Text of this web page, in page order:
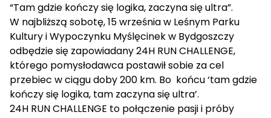
“Tam gdzie kończy się logika, zaczyna się ultra”.
W najbliższą sobotę, 15 września w Leśnym Parku
Kultury i Wypoczynku Myślęcinek w Bydgoszczy
odbędzie się zapowiadany 24H RUN CHALLENGE,
którego pomysłodawca postawił sobie za cel
przebiec w ciągu doby 200 km. Bo końcu ‘tam gdzie
kończy się logika, tam zaczyna się ultra’.
24H RUN CHALLENGE to połączenie pasji i próby